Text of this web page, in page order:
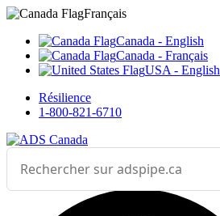
___



Sélectionnez votre langue
Français
Canada - English
Canada - Français
USA - English
Résilience
1-800-821-6710
Effectuer une recherche